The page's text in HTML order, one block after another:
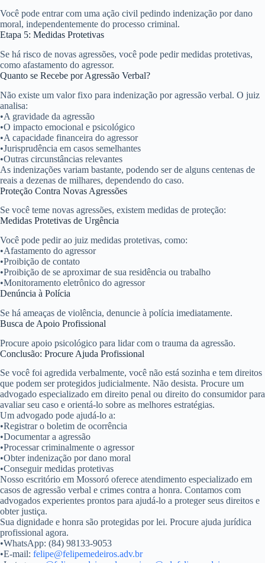
Você pode entrar com uma ação civil pedindo indenização por dano
moral, independentemente do processo criminal.
Etapa 5: Medidas Protetivas
Se há risco de novas agressões, você pode pedir medidas protetivas,
como afastamento do agressor.
Quanto se Recebe por Agressão Verbal?
Não existe um valor fixo para indenização por agressão verbal. O juiz
analisa:
•A gravidade da agressão
•O impacto emocional e psicológico
•A capacidade financeira do agressor
•Jurisprudência em casos semelhantes
•Outras circunstâncias relevantes
As indenizações variam bastante, podendo ser de alguns centenas de
reais a dezenas de milhares, dependendo do caso.
Proteção Contra Novas Agressões
Se você teme novas agressões, existem medidas de proteção:
Medidas Protetivas de Urgência
Você pode pedir ao juiz medidas protetivas, como:
•Afastamento do agressor
•Proibição de contato
•Proibição de se aproximar de sua residência ou trabalho
•Monitoramento eletrônico do agressor
Denúncia à Polícia
Se há ameaças de violência, denuncie à polícia imediatamente.
Busca de Apoio Profissional
Procure apoio psicológico para lidar com o trauma da agressão.
Conclusão: Procure Ajuda Profissional
Se você foi agredida verbalmente, você não está sozinha e tem direitos
que podem ser protegidos judicialmente. Não desista. Procure um
advogado especializado em direito penal ou direito do consumidor para
avaliar seu caso e orientá-lo sobre as melhores estratégias.
Um advogado pode ajudá-lo a:
•Registrar o boletim de ocorrência
•Documentar a agressão
•Processar criminalmente o agressor
•Obter indenização por dano moral
•Conseguir medidas protetivas
Nosso escritório em Mossoró oferece atendimento especializado em
casos de agressão verbal e crimes contra a honra. Contamos com
advogados experientes prontos para ajudá-lo a proteger seus direitos e
obter justiça.
Sua dignidade e honra são protegidas por lei. Procure ajuda jurídica
profissional agora.
•WhatsApp: (84) 98133-9053
•E-mail: felipe@felipemedeiros.adv.br